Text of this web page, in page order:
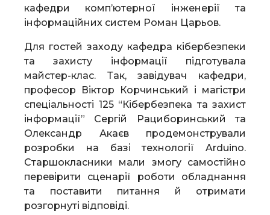
кафедри комп’ютерної інженерії та
інформаційних систем Роман Царьов.
Для гостей заходу кафедра кібербезпеки
та захисту інформації підготувала
майстер-клас. Так, завідувач кафедри,
професор Віктор Корчинський і магістри
спеціальності 125 “Кібербезпека та захист
інформації” Сергій Рациборинський та
Олександр Акаєв продемонстрували
розробки на базі технології Arduino.
Старшокласники мали змогу самостійно
перевірити сценарії роботи обладнання
та поставити питання й отримати
розгорнуті відповіді.